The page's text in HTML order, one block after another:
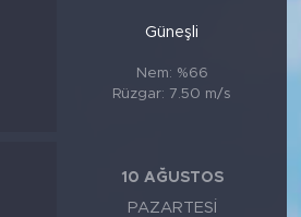
Güneşli
Nem: %66
Rüzgar: 7.50 m/s
10 AĞUSTOS
PAZARTESI